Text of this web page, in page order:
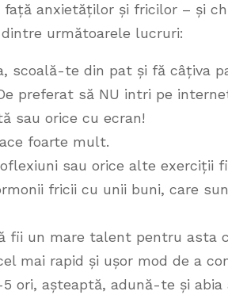
anxietăților și fricilor – și
următoarele lucruri:
scoală-te din pat și fă câțiva
preferat să NU intri pe
sau orice cu ecran!
foarte mult.
sau orice alte exerciții
fricii cu unii buni, care
fii un mare talent pentru asta
mai rapid și ușor mod de a
ori, așteaptă, adună-te și abia